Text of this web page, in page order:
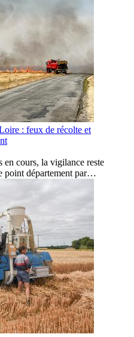
: feux de récolte et
en cours, la vigilance reste
point département par…